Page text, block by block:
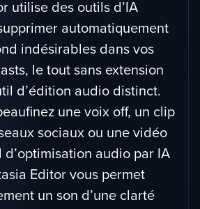
utilise des outils d’IA
automatiquement
indésirables dans vos
le tout sans extension
d’édition audio distinct.
une voix off, un clip
sociaux ou une vidéo
d’optimisation audio par IA
Editor vous permet
un son d’une clarté